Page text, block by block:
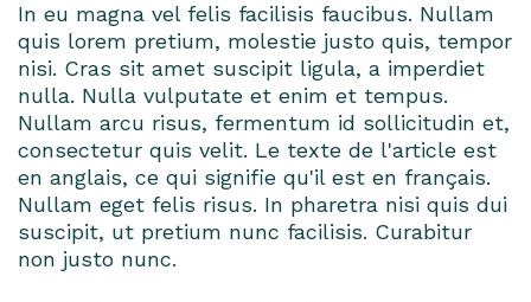
In eu magna vel felis facilisis faucibus. Nullam
quis lorem pretium, molestie justo quis, tempor
nisi. Cras sit amet suscipit ligula, a imperdiet
nulla. Nulla vulputate et enim et tempus.
Nullam arcu risus, fermentum id sollicitudin et,
consectetur quis velit. Le texte de l'article est
en anglais, ce qui signifie qu'il est en français.
Nullam eget felis risus. In pharetra nisi quis dui
suscipit, ut pretium nunc facilisis. Curabitur
non justo nunc.